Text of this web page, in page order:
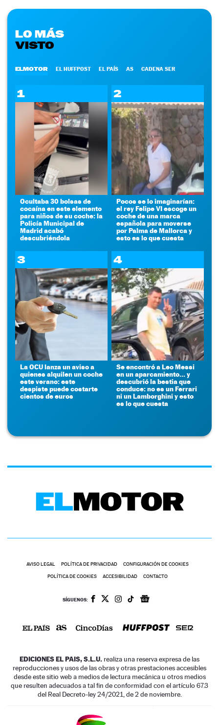
LO MÁS
VISTO
ELMOTOR EL HUFFPOST EL PAÍS AS CADENA SER
1
Ocultaba 30 bolsas de
cocaína en este elemento
para niños de su coche: la
Policía Municipal de
Madrid acabó
descubriéndola
2
Pocos se lo imaginarían:
el rey Felipe VI escoge un
coche de una marca
española para moverse
por Palma de Mallorca y
esto es lo que cuesta
3
La OCU lanza un aviso a
quienes alquilen un coche
este verano: este
despiste puede costarte
cientos de euros
4
Se encontró a Leo Messi
en un aparcamiento... y
descubrió la bestia que
conduce: no es un Ferrari
ni un Lamborghini y esto
es lo que cuesta
AVISO LEGAL POLÍTICA DE PRIVACIDAD CONFIGURACIÓN DE COOKIES
POLÍTICA DE COOKIES ACCESIBILIDAD CONTACTO
SÍGUENOS:
EDICIONES EL PAIS, S.L.U. realiza una reserva expresa de las
reproducciones y usos de las obras y otras prestaciones accesibles
desde este sitio web a medios de lectura mecánica u otros medios
que resulten adecuados a tal fin de conformidad con el artículo 67.3
del Real Decreto-ley 24/2021, de 2 de noviembre.